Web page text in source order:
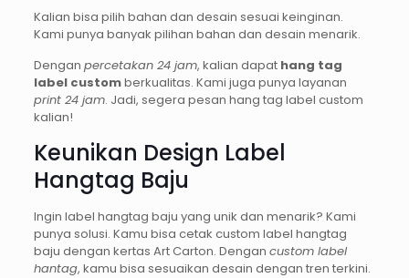
Kalian bisa pilih bahan dan desain sesuai keinginan.
Kami punya banyak pilihan bahan dan desain menarik.
Dengan percetakan 24 jam, kalian dapat hang tag
label customberkualitas. Kami juga punya layanan
print 24 jam. Jadi, segera pesan hang tag label custom
kalian!
Keunikan Design Label
Hangtag Baju
Ingin label hangtag baju yang unik dan menarik? Kami
punya solusi. Kamu bisa cetak custom label hangtag
baju dengan kertas Art Carton. Dengan custom label
hantag, kamu bisa sesuaikan desain dengan tren terkini.